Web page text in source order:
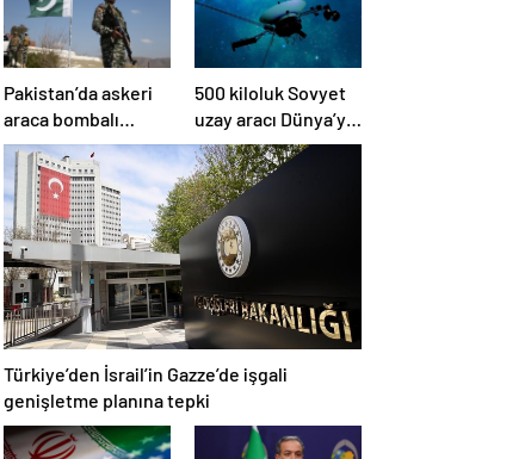
Pakistan’da askeri
araca bombalı
saldırı düzenlendi
500 kiloluk Sovyet
uzay aracı Dünya’ya
düşüyor: Türkiye de
risk altında
Türkiye’den İsrail’in Gazze’de işgali
genişletme planına tepki